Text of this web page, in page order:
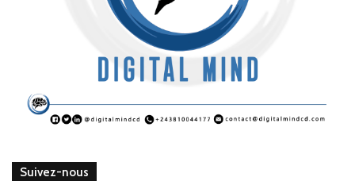
Suivez-nous